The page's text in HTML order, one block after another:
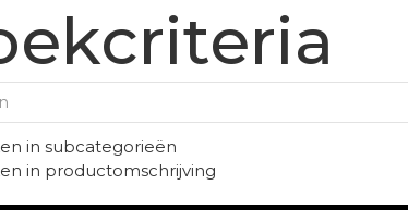
in subcategorieën
in productomschrijving